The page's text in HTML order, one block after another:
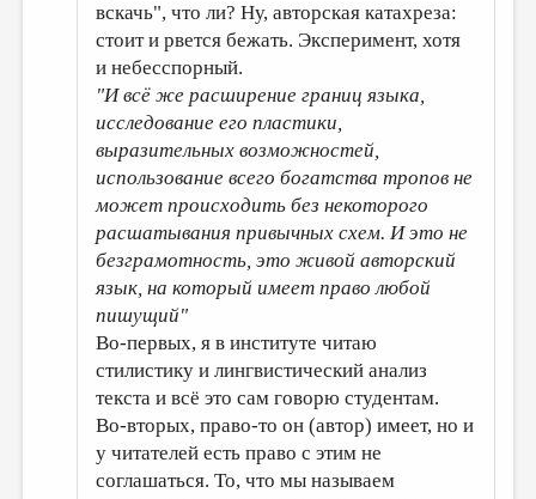
вскачь", что ли? Ну, авторская катахреза:
стоит и рвется бежать. Эксперимент, хотя
и небесспорный.
"И всё же расширение границ языка,
исследование его пластики,
выразительных возможностей,
использование всего богатства тропов не
может происходить без некоторого
расшатывания привычных схем. И это не
безграмотность, это живой авторский
язык, на который имеет право любой
пишущий"
Во-первых, я в институте читаю
стилистику и лингвистический анализ
текста и всё это сам говорю студентам.
Во-вторых, право-то он (автор) имеет, но и
у читателей есть право с этим не
соглашаться. То, что мы называем